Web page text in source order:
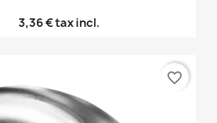
3,36 €tax incl.
favorite_border